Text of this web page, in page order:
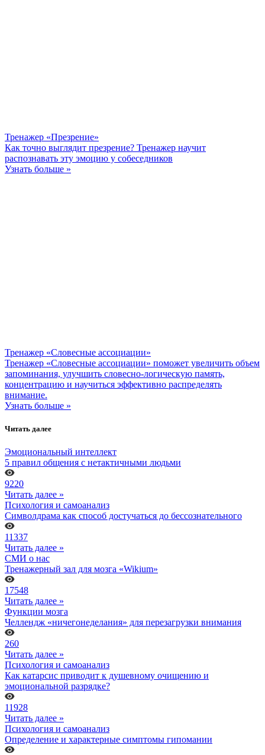
Тренажер «Презрение»
Как точно выглядит презрение? Тренажер научит
распознавать эту эмоцию у собеседников
Узнать больше »
Тренажер «Словесные ассоциации»
Тренажер «Словесные ассоциации» поможет увеличить объем
запоминания, улучшить словесно-логическую память,
концентрацию и научиться эффективно распределять
внимание.
Узнать больше »
Читать далее
Эмоциональный интеллект
5 правил общения с нетактичными людьми
9220
Читать далее »
Психология и самоанализ
Символдрама как способ достучаться до бессознательного
11337
Читать далее »
СМИ о нас
Тренажерный зал для мозга «Wikium»
17548
Читать далее »
Функции мозга
Челлендж «ничегонеделания» для перезагрузки внимания
260
Читать далее »
Психология и самоанализ
Как катарсис приводит к душевному очищению и
эмоциональной разрядке?
11928
Читать далее »
Психология и самоанализ
Определение и характерные симптомы гипомании